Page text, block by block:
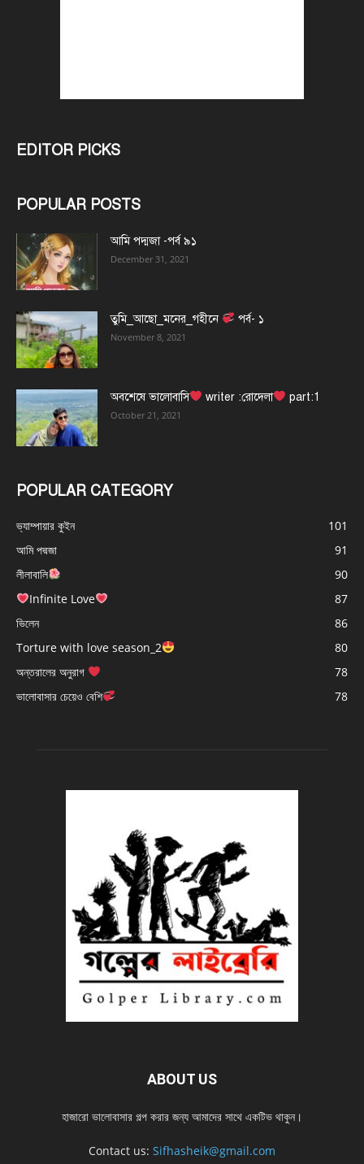
EDITOR PICKS
POPULAR POSTS
আমি পদ্মজা -পর্ব ৯১
December 31, 2021
তুমি_আছো_মনের_গহীনে পর্ব- ১
November 8, 2021
অবশেষে ভালোবাসি writer :রোদেলা part:1
October 21, 2021
POPULAR CATEGORY
ভ্যাম্পায়ার কুইন
101
আমি পদ্মজা
91
লীলাবালি
90
Infinite Love
87
ভিলেন
86
Torture with love season_2
80
অন্তরালের অনুরাগ
78
ভালোবাসার চেয়েও বেশি
78
ABOUT US
হাজারো ভালোবাসার গল্প করার জন্য আমাদের সাথে একটিভ থাকুন।
Contact us: Sifhasheik@gmail.com